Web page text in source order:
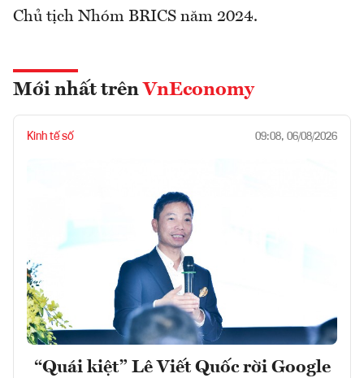
Chủ tịch Nhóm BRICS năm 2024.
Mới nhất trên VnEconomy
Kinh tế số 09:08, 06/08/2026
“Quái kiệt” Lê Viết Quốc rời Google